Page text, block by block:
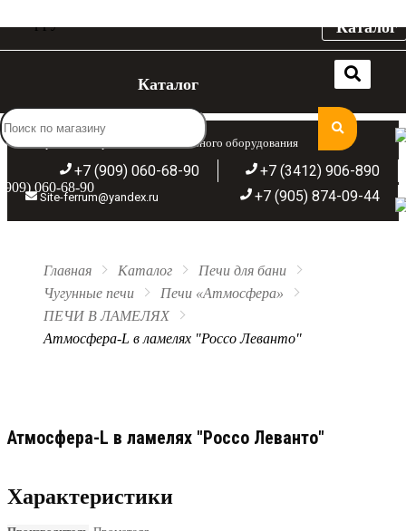
Широкий ассортимент отопительного оборудования
+7 (3412) 906-890
+7 (909) 060-68-90
+7 (905) 874-09-44
Site-ferrum@yandex.ru
Каталог
Каталог
(909) 060-68-90
Главная Каталог
Печи для бани
Чугунные печи
Печи «Атмосфера»
ПЕЧИ В ЛАМЕЛЯХ
Атмосфера-L в ламелях "Россо Леванто"
Атмосфера-L в ламелях "Россо Леванто"
Характеристики